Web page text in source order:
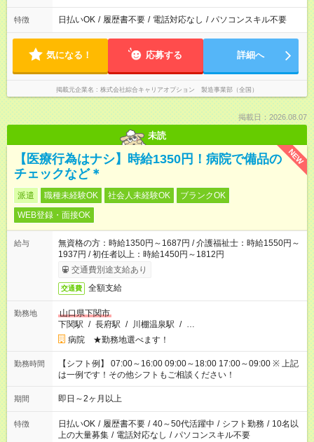
特徴 日払いOK / 履歴書不要 / 電話対応なし / パソコンスキル不要
気になる！ 応募する 詳細へ
掲載元企業名 株式会社綜合キャリアオプション 製造事業部（全国）
掲載日：2026.08.07
未読
NEW
【医療行為はナシ】時給1350円！病院で備品の
チェックなど＊
派遣 職種未経験OK 社会人未経験OK
ブランクOK
WEB登録・面接OK
給与
無資格の方：時給1350円～1687円 / 介護福祉士：時給1550円～
1937円 / 初任者以上：時給1450円～1812円
交通費別途支給あり
交通費 全額支給
勤務地
山口県下関市
下関駅 / 長府駅 / 川棚温泉駅 / …
病院 ★勤務地選べます！
勤務時間
【シフト例】 07:00～16:00 09:00～18:00 17:00～09:00 ※ 上記
は一例です！その他シフトもご相談ください！
期間 即日～2ヶ月以上
特徴 日払いOK / 履歴書不要 / 40～50代活躍中 / シフト勤務 / 10名以
上の大量募集 / 電話対応なし / パソコンスキル不要